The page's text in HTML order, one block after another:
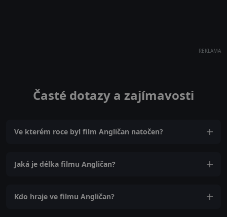
REKLAMA
Časté dotazy a zajímavosti
Ve kterém roce byl film Angličan natočen?
Jaká je délka filmu Angličan?
Kdo hraje ve filmu Angličan?